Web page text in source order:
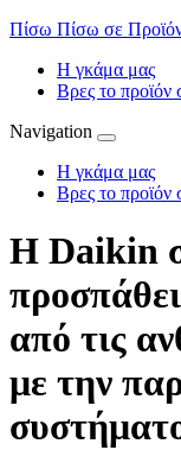
Πίσω Πίσω σε
Η γκάμα μας
Βρες το προϊόν
Navigation
Η γκάμα μας
Βρες το προϊόν
Η Daikin
από τις
με την